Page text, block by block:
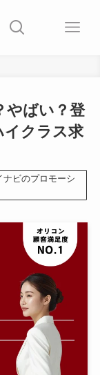
やばい？登
イクラス求
ビのプロモーシ